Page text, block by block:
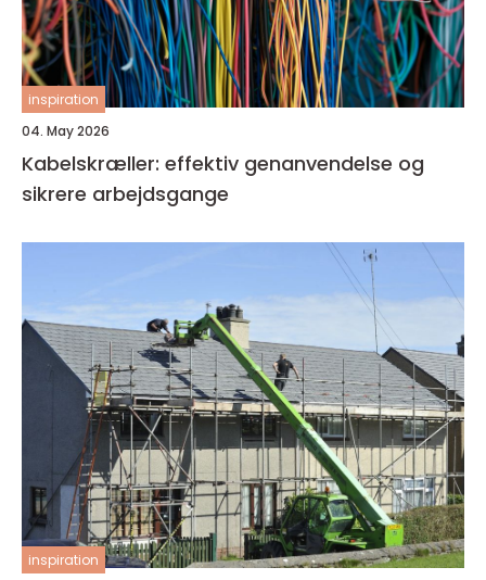
inspiration
04. May 2026
Kabelskræller: effektiv genanvendelse og
sikrere arbejdsgange
inspiration